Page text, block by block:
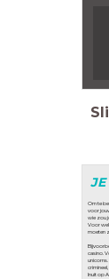
JE
Om te
voor
wie zou
Voor
moeten
casino.
Inuit op